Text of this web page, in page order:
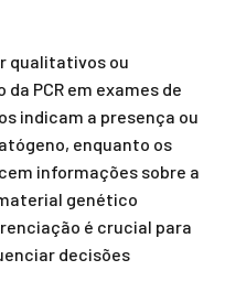
qualitativos ou
PCR em exames de
indicam a presença ou
enquanto os
informações sobre a
genético
é crucial para
decisões